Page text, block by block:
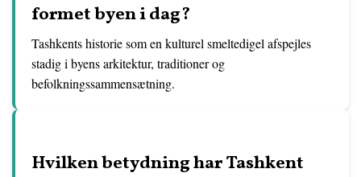
formet byen i dag?
Tashkents historie som en kulturel smeltedigel afspejles
stadig i byens arkitektur, traditioner og
befolkningssammensætning.
Hvilken betydning har Tashkent